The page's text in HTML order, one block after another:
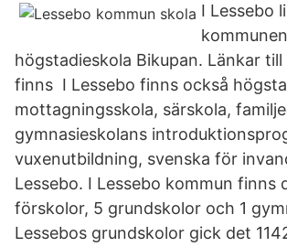
I Lessebo
högstadieskola Bikupan. Länkar
finns I Lessebo finns också
mottagningsskola, särskola,
gymnasieskolans
vuxenutbildning, svenska för
Lessebo. I Lessebo kommun finns
förskolor, 5 grundskolor och 1
Lessebos grundskolor gick det